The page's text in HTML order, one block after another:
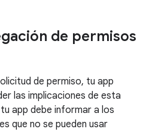
de permisos
de permiso, tu app
las implicaciones de esta
app debe informar a los
que no se pueden usar